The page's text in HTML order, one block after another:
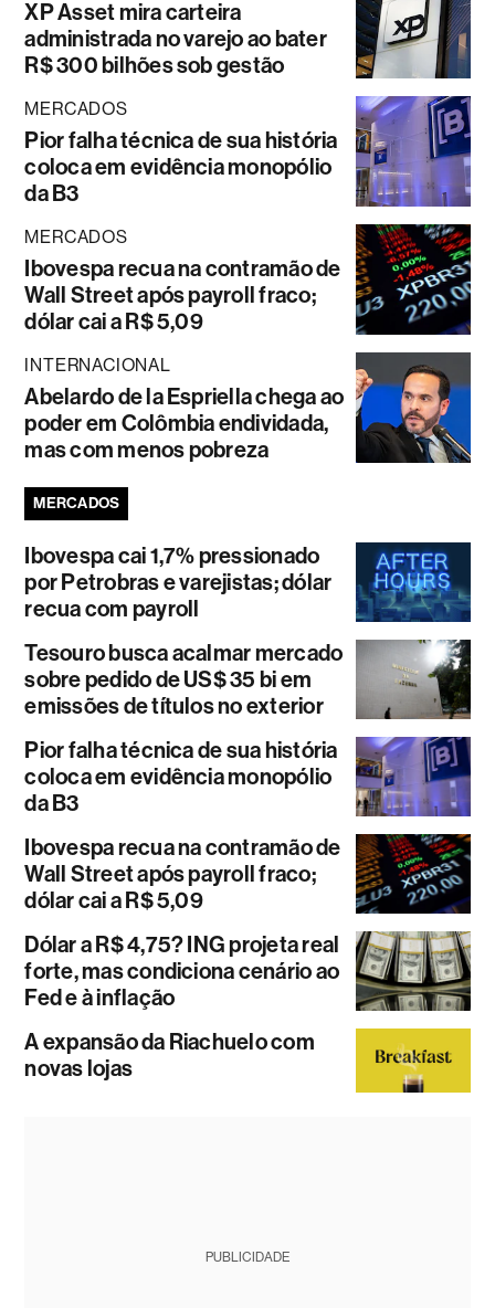
XP Asset mira carteira
administrada no varejo ao bater
R$ 300 bilhões sob gestão
MERCADOS
Pior falha técnica de sua história
coloca em evidência monopólio
da B3
MERCADOS
Ibovespa recua na contramão de
Wall Street após payroll fraco;
dólar cai a R$ 5,09
INTERNACIONAL
Abelardo de la Espriella chega ao
poder em Colômbia endividada,
mas com menos pobreza
MERCADOS
Ibovespa cai 1,7% pressionado
por Petrobras e varejistas; dólar
recua com payroll
Tesouro busca acalmar mercado
sobre pedido de US$ 35 bi em
emissões de títulos no exterior
Pior falha técnica de sua história
coloca em evidência monopólio
da B3
Ibovespa recua na contramão de
Wall Street após payroll fraco;
dólar cai a R$ 5,09
Dólar a R$ 4,75? ING projeta real
forte, mas condiciona cenário ao
Fed e à inflação
A expansão da Riachuelo com
novas lojas
PUBLICIDADE